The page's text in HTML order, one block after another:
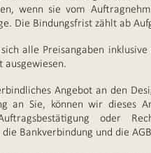
wenn sie vom
Die Bindungsfrist zählt ab
alle Preisangaben
ausgewiesen.
Angebot an den
an Sie, können wir dieses
oder
Bankverbindung und die